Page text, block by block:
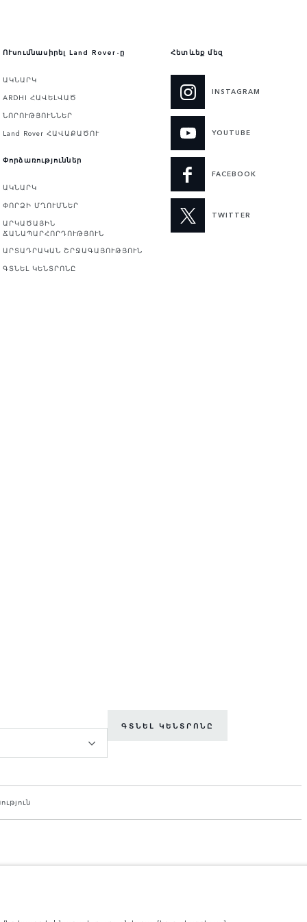
ՈՒսումնասիրել Land Rover-ը
ԱԿՆԱՐԿ
ARDHI ՀԱՎԵԼՎԱԾ
ՆՈՐՈՒԹՅՈՒՆՆԵՐ
Land Rover ՀԱՎԱՔԱԾՈՒ
Փորձառություններ
ԱԿՆԱՐԿ
ՓՈՐՁԻ ՄՂՈՒՄՆԵՐ
ԱՐԿԱԾԱՅԻՆ
ՃԱՆԱՊԱՐՀՈՐԴՈՒԹՅՈՒՆ
ԱՐՏԱԴՐԱԿԱՆ ՇՐՋԱԳԱՅՈՒԹՅՈՒՆ
ԳՏՆԵԼ ԿԵՆՏՐՈՆԸ
Հետևեք մեզ
INSTAGRAM
YOUTUBE
FACEBOOK
TWITTER
ԳՏՆԵԼ ԿԵՆՏՐՈՆԸ